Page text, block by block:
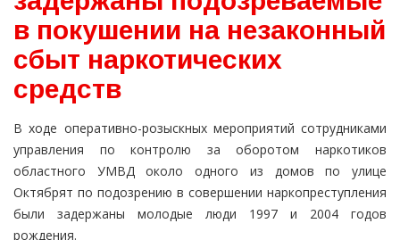
в покушении на незаконный
сбыт наркотических
средств
В ходе оперативно-розыскных мероприятий сотрудниками
управления по контролю за оборотом наркотиков
областного УМВД около одного из домов по улице
Октябрят по подозрению в совершении наркопреступления
были задержаны молодые люди 1997 и 2004 годов
рождения.